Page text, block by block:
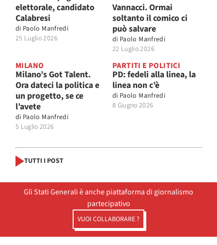
elettorale, candidato
Calabresi
di Paolo Manfredi
25 Luglio 2026
Vannacci. Ormai
soltanto il comico ci
può salvare
di Paolo Manfredi
22 Luglio 2026
MILANO
Milano’s Got Talent.
Ora dateci la politica e
un progetto, se ce
l’avete
di Paolo Manfredi
5 Luglio 2026
PARTITI E POLITICI
PD: fedeli alla linea, la
linea non c’è
di Paolo Manfredi
8 Giugno 2026
TUTTI I POST
Gli Stati Generali è anche piattaforma di giornalismo
partecipativo
VUOI COLLABORARE ?